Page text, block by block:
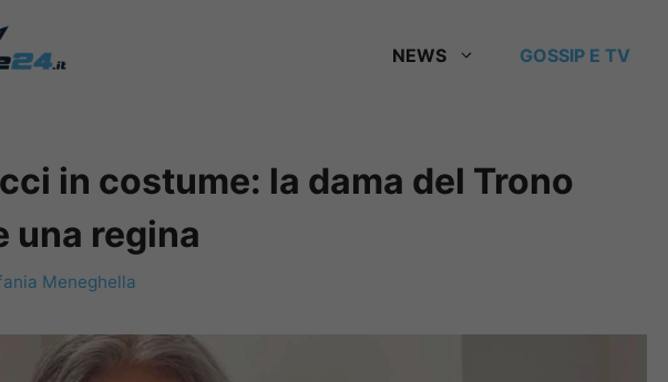
NEWS GOSSIP E TV
in costume: la dama del Trono
una regina
Meneghella